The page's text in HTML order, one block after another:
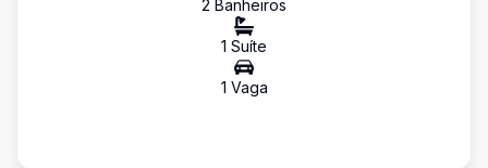
2 Banheiros
1 Suíte
1 Vaga